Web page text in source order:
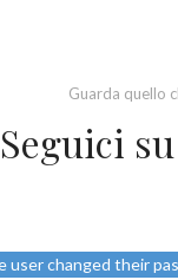
Guarda quello
Seguici
changed their